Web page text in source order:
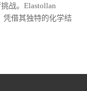
战。Elastollan
凭借其独特的化学结